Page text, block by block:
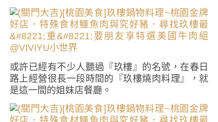
或許已經有不少人聽過『玖樓』的名號，在春日
路上經營很長一段時間的『玖樓燒肉料理』，就
是這一間的姐妹店餐廳。